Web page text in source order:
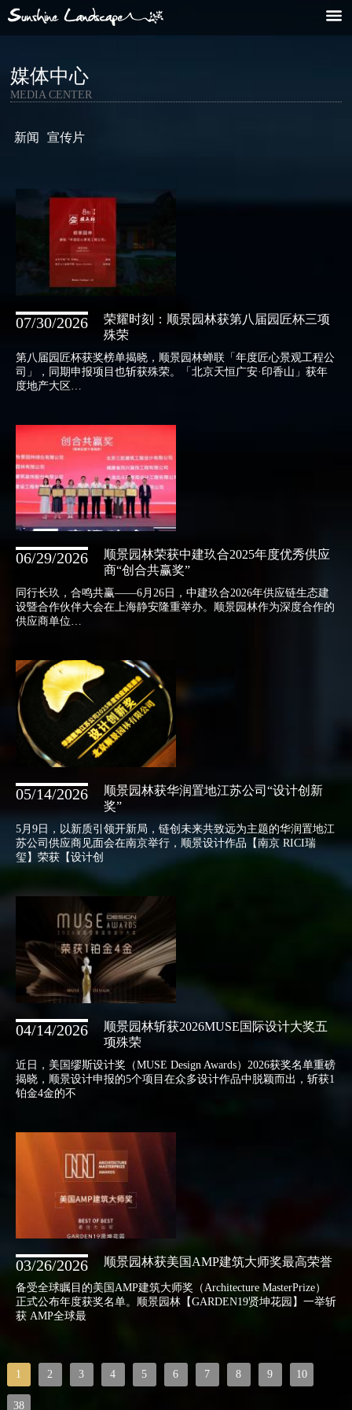
媒体中心
MEDIA CENTER
新闻 宣传片
07/30/2026
荣耀时刻：顺景园林获第八届园匠杯三项
殊荣
第八届园匠杯获奖榜单揭晓，顺景园林蝉联「年度匠心景观工程公
司」，同期申报项目也斩获殊荣。「北京天恒广安·印香山」获年
度地产大区…
06/29/2026
顺景园林荣获中建玖合2025年度优秀供应
商“创合共赢奖”
同行长玖，合鸣共赢——6月26日，中建玖合2026年供应链生态建
设暨合作伙伴大会在上海静安隆重举办。顺景园林作为深度合作的
供应商单位…
05/14/2026
顺景园林获华润置地江苏公司“设计创新
奖”
5月9日，以新质引领开新局，链创未来共致远为主题的华润置地江
苏公司供应商见面会在南京举行，顺景设计作品【南京 RICI瑞
玺】荣获【设计创
04/14/2026
顺景园林斩获2026MUSE国际设计大奖五
项殊荣
近日，美国缪斯设计奖（MUSE Design Awards）2026获奖名单重磅
揭晓，顺景设计申报的5个项目在众多设计作品中脱颖而出，斩获1
铂金4金的不
03/26/2026 顺景园林获美国AMP建筑大师奖最高荣誉
备受全球瞩目的美国AMP建筑大师奖（Architecture MasterPrize）
正式公布年度获奖名单。顺景园林【GARDEN19贤坤花园】一举斩
获 AMP全球最
1 2 3 4 5 6 7 8 9 10
38